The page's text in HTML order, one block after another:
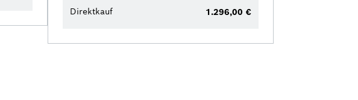
Direktkauf 1.296,00 €